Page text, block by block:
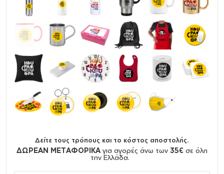
Δείτε τους τρόπους και το κόστος αποστολής.
ΔΩΡΕΑΝ ΜΕΤΑΦΟΡΙΚΑ για αγορές άνω των 35€ σε όλη
την Ελλάδα.